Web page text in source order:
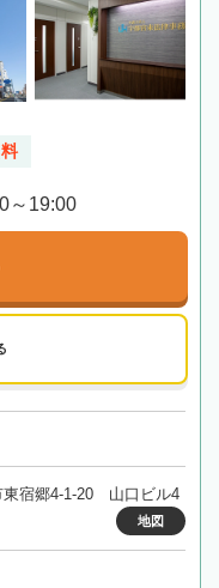
～19:00
東宿郷4-1-20 山口ビル4
地図